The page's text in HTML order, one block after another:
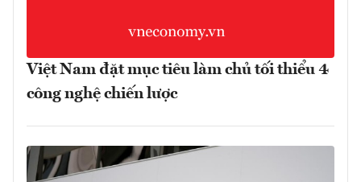
Việt Nam đặt mục tiêu làm chủ tối thiểu 4
công nghệ chiến lược